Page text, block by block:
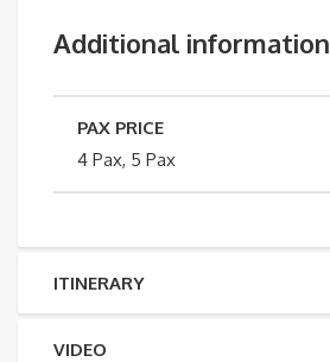
Additional information
PAX PRICE
4 Pax, 5 Pax
ITINERARY
VIDEO